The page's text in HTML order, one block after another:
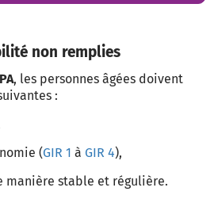
non remplies
, les personnes âgées doivent
:
(GIR 1 à GIR 4),
manière stable et régulière.